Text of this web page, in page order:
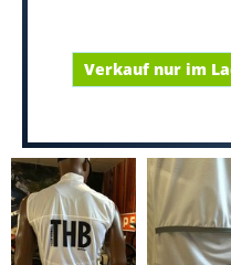
Verkauf nur im